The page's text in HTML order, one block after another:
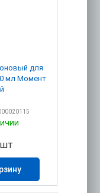
для
мл Момент
шт